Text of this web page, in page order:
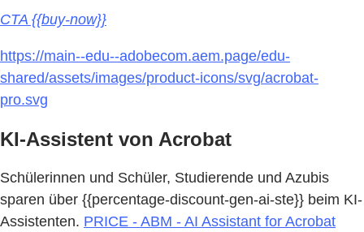
CTA {{buy-now}}
https://main--edu--adobecom.aem.page/edu-
shared/assets/images/product-icons/svg/acrobat-
pro.svg
KI-Assistent von Acrobat
Schülerinnen und Schüler, Studierende und Azubis
sparen über {{percentage-discount-gen-ai-ste}} beim KI-
Assistenten. PRICE - ABM - AI Assistant for Acrobat